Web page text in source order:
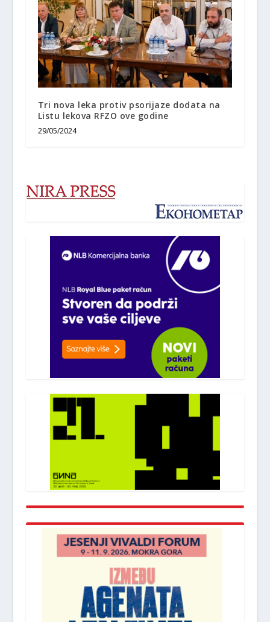
Tri nova leka protiv psorijaze dodata na
Listu lekova RFZO ove godine
29/05/2024